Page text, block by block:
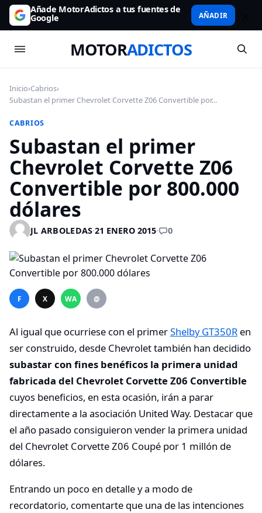
Añade MotorAdictos a tus fuentes de
Google AÑADIR
MOTORADICTOS
Inicio›Cabrios›
Subastan el primer Chevrolet Corvette Z06 Convertible por...
CABRIOS
Subastan el primer
Chevrolet Corvette Z06
Convertible por 800.000
dólares
JL ARBOLEDAS·21 ENERO 2015· 0
F X WA @
Al igual que ocurriese con el primerShelby GT350R en
ser construido, desde Chevrolet también han decidido
subastar con fines benéficos la primera unidad
fabricada del Chevrolet Corvette Z06 Convertible
cuyos beneficios, en esta ocasión, irán a parar
directamente a la asociación United Way. Destacar que
el año pasado consiguieron vender la primera unidad
del Chevrolet Corvette Z06 Coupé por 1 millón de
dólares.
Entrando un poco en detalle y a modo de
recordatorio, comentarte que una de las intenciones